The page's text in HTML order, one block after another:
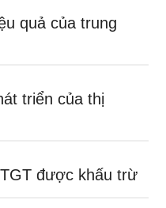
quả của trung
triển của thị
được khấu trừ